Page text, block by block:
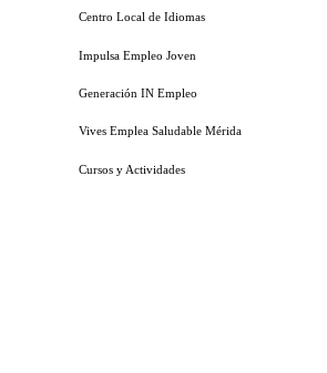
Centro Local de Idiomas
Impulsa Empleo Joven
Generación IN Empleo
Vives Emplea Saludable Mérida
Cursos y Actividades